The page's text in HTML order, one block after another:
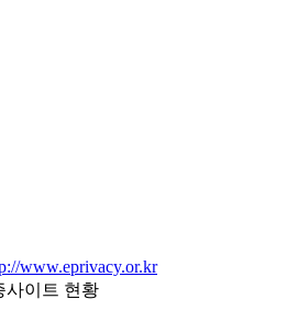
www.eprivacy.or.kr
사이트 현황